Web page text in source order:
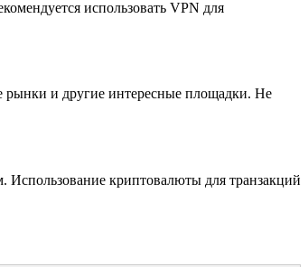
использовать VPN для
рынки и другие интересные площадки. Не
Использование криптовалюты для транзакций